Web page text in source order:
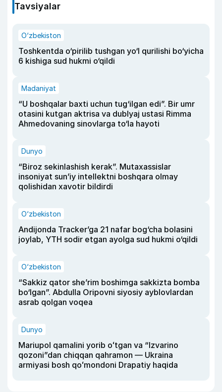
Tavsiyalar
O‘zbekiston
Toshkentda o‘pirilib tushgan yo‘l qurilishi bo‘yicha
6 kishiga sud hukmi o‘qildi
Madaniyat
“U boshqalar baxti uchun tug‘ilgan edi”. Bir umr
otasini kutgan aktrisa va dublyaj ustasi Rimma
Ahmedovaning sinovlarga to‘la hayoti
Dunyo
“Biroz sekinlashish kerak”. Mutaxassislar
insoniyat sun’iy intellektni boshqara olmay
qolishidan xavotir bildirdi
O‘zbekiston
Andijonda Tracker’ga 21 nafar bog‘cha bolasini
joylab, YTH sodir etgan ayolga sud hukmi o‘qildi
O‘zbekiston
“Sakkiz qator she’rim boshimga sakkizta bomba
bo‘lgan”. Abdulla Oripovni siyosiy ayblovlardan
asrab qolgan voqea
Dunyo
Mariupol qamalini yorib oʻtgan va “Izvarino
qozoni”dan chiqqan qahramon — Ukraina
armiyasi bosh qoʻmondoni Drapatiy haqida